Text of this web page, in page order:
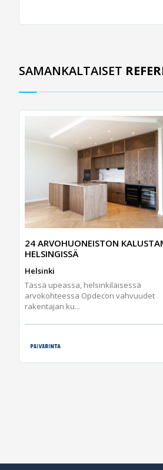
SAMANKALTAISET
24 ARVOHUONEISTON
HELSINGISSÄ
Helsinki
Tässä upeassa, helsinkiläisessä
arvokohteessa Opdecon vahvuudet
rakentajan ku...